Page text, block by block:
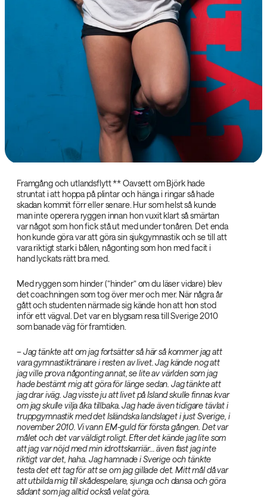
Framgång och utlandsflytt ‌** Oavsett om Björk hade
struntat i att hoppa på plintar och hänga i ringar så hade
skadan kommit förr eller senare. Hur som helst så kunde
man inte operera ryggen innan hon vuxit klart så smärtan
var något som hon fick stå ut med under tonåren. Det enda
hon kunde göra var att göra sin sjukgymnastik och se till att
vara riktigt stark i bålen, någonting som hon med facit i
hand lyckats rätt bra med.
Med ryggen som hinder (”hinder” om du läser vidare) blev
det coachningen som tog över mer och mer. När några år
gått och studenten närmade sig kände hon att hon stod
inför ett vägval. Det var en blygsam resa till Sverige 2010
som banade väg för framtiden.
– Jag tänkte att om jag fortsätter så här så kommer jag att
vara gymnastiktränare i resten av livet. Jag kände nog att
jag ville prova någonting annat, se lite av världen som jag
hade bestämt mig att göra för länge sedan. Jag tänkte att
jag drar iväg. Jag visste ju att livet på Island skulle finnas kvar
om jag skulle vilja åka tillbaka. Jag hade även tidigare tävlat i
truppgymnastik med det Isländska landslaget i just Sverige, i
november 2010. Vi vann EM-guld för första gången. Det var
målet och det var väldigt roligt. Efter det kände jag lite som
att jag var nöjd med min idrottskarriär… även fast jag inte
riktigt var det, haha. Jag hamnade i Sverige och tänkte
testa det ett tag för att se om jag gillade det. Mitt mål då var
att utbilda mig till skådespelare, sjunga och dansa och göra
sådant som jag alltid också velat göra.‌